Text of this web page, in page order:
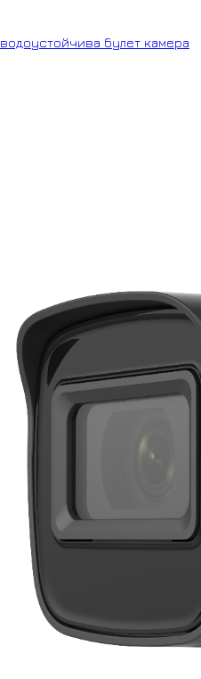
водоустойчива булет камера